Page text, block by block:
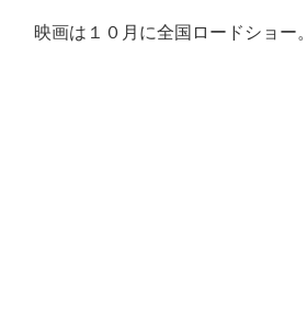
映画は１０月に全国ロードショー。